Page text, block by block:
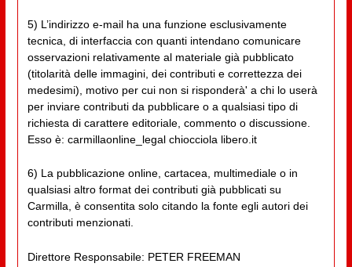
5) L’indirizzo e-mail ha una funzione esclusivamente
tecnica, di interfaccia con quanti intendano comunicare
osservazioni relativamente al materiale già pubblicato
(titolarità delle immagini, dei contributi e correttezza dei
medesimi), motivo per cui non si risponderà' a chi lo userà
per inviare contributi da pubblicare o a qualsiasi tipo di
richiesta di carattere editoriale, commento o discussione.
Esso è: carmillaonline_legal chiocciola libero.it
6) La pubblicazione online, cartacea, multimediale o in
qualsiasi altro format dei contributi già pubblicati su
Carmilla, è consentita solo citando la fonte egli autori dei
contributi menzionati.
Direttore Responsabile: PETER FREEMAN